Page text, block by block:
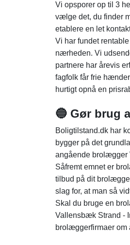
Vi opsporer op til 3
vælge det, du finder
etablere en let
Vi har fundet
nærheden. Vi
partnere har årevis
fagfolk får frie
hurtigt opnå en
🔵 Gør brug
Boligtilstand.dk har
bygger på det
angående brolægger
Såfremt emnet er
tilbud på dit
slag for, at man så
Skal du bruge en
Vallensbæk Strand -
brolæggerfirmaer om